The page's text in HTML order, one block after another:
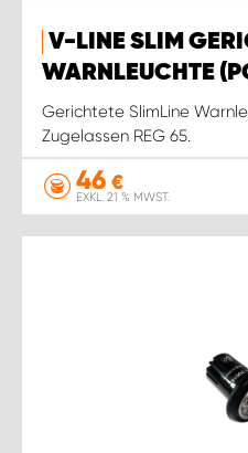
V-LINE SLIM
WARNLEUCHTE
Gerichtete SlimLine
Zugelassen REG 65.
46 €
EXKL. 21 % MWST.